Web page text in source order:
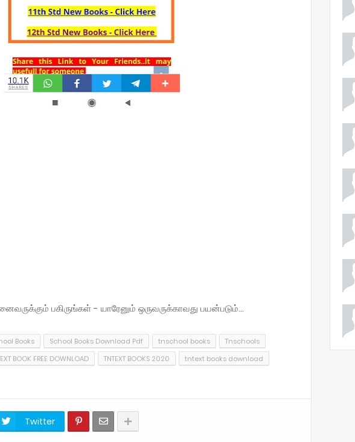
பகிருங்கள் - யாரேனும் ஒருவருக்காவது பயன்படும்...
Books School Books Download Pdf tnschool books
Tnschools
BOOK FREE DOWNLOAD TNTEXT BOOKS 2020
tntext books download
Twitter